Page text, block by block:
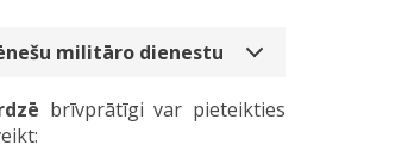
militāro dienestu
brīvprātīgi var pieteikties